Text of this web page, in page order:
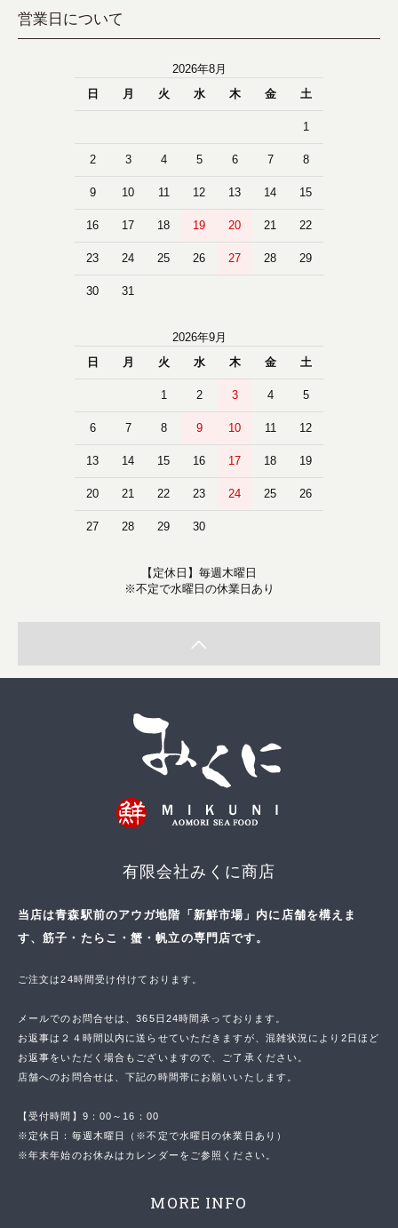
営業日について
2026年8月
日
月 火 水 木 金 土
1
2 3 4 5 6 7 8
9 10 11 12 13 14 15
16 17 18 19 20 21 22
23 24 25 26 27 28 29
30 31
2026年9月
日
月 火 水 木 金 土
1 2 3 4 5
6 7 8 9 10 11 12
13 14 15 16 17 18 19
20 21 22 23 24 25 26
27 28 29 30
【定休日】毎週木曜日
※不定で水曜日の休業日あり
有限会社みくに商店
当店は青森駅前のアウガ地階「新鮮市場」内に店舗を構えま
す、筋子・たらこ・蟹・帆立の専門店です。
ご注文は24時間受け付けております。
メールでのお問合せは、365日24時間承っております。
お返事は２４時間以内に送らせていただきますが、混雑状況により2日ほど
お返事をいただく場合もございますので、ご了承ください。
店舗へのお問合せは、下記の時間帯にお願いいたします。
【受付時間】9：00～16：00
※定休日：毎週木曜日（※不定で水曜日の休業日あり）
※年末年始のお休みはカレンダーをご参照ください。
MORE INFO